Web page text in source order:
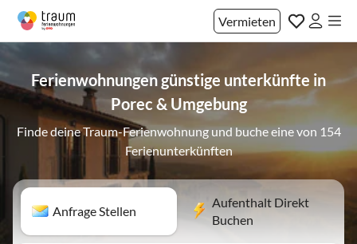
Vermieten
Ferienwohnungen günstige unterkünfte in
Porec & Umgebung
Finde deine Traum-Ferienwohnung und buche eine von 154
Ferienunterkünften
Anfrage Stellen
Aufenthalt Direkt
Buchen